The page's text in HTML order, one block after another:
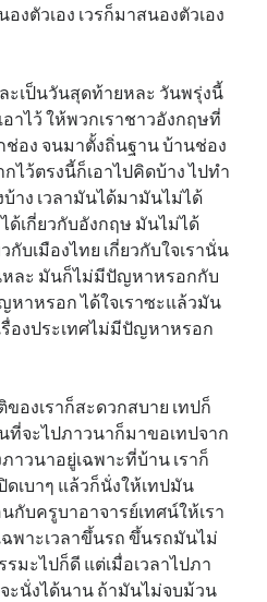
ตัวเอง เวรก็มาสนองตัวเอง
ะเป็นวันสุดท้ายหละ วันพรุ่งนี้
าไว้ ให้พวกเราชาวอังกฤษที่
อง จนมาตั้งถิ่นฐาน บ้านช่อง
ไว้ตรงนี้ก็เอาไปคิดบ้าง ไปทำ
าง เวลามันได้มามันไม่ได้
ด้เกี่ยวกับอังกฤษ มันไม่ได้
กับเมืองไทย เกี่ยวกับใจเรานั่น
หละ มันก็ไม่มีปัญหาหรอกกับ
าหรอก ได้ใจเราซะแล้วมัน
องประเทศไม่มีปัญหาหรอก
องเราก็สะดวกสบาย เทปก็
ที่จะไปภาวนาก็มาขอเทปจาก
าวนาอยู่เฉพาะที่บ้าน เราก็
ดเบาๆ แล้วก็นั่งให้เทปมัน
กับครูบาอาจารย์เทศน์ให้เรา
ฉพาะเวลาขึ้นรถ ขึ้นรถมันไม่
มะไปก็ดี แต่เมื่อเวลาไปภา
ะนั่งได้นาน ถ้ามันไม่จบม้วน